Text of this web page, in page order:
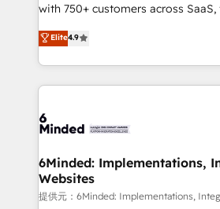
projects • Clients in 30+ industries
technology for integrations •
English, Spanish, Portuguese & Italian 👉
smarter with AI and HubSpot.
with 750+ customers across SaaS,
healthcare, real estate, and other
150+ HubSpot-certified experts,
solutions to complex GTM and
Our Expertise 🔹 Onboarding & Implementation:
tailored to your GTM motion. 🔹 Migrations:
from other CRMs to HubSpot
downtime. 🔹 RevOps Strategy: Align teams,
processes, and data to drive
Elite4.9
6Minded: Implementations,
Websites
提供元：6Minded: Implementations,